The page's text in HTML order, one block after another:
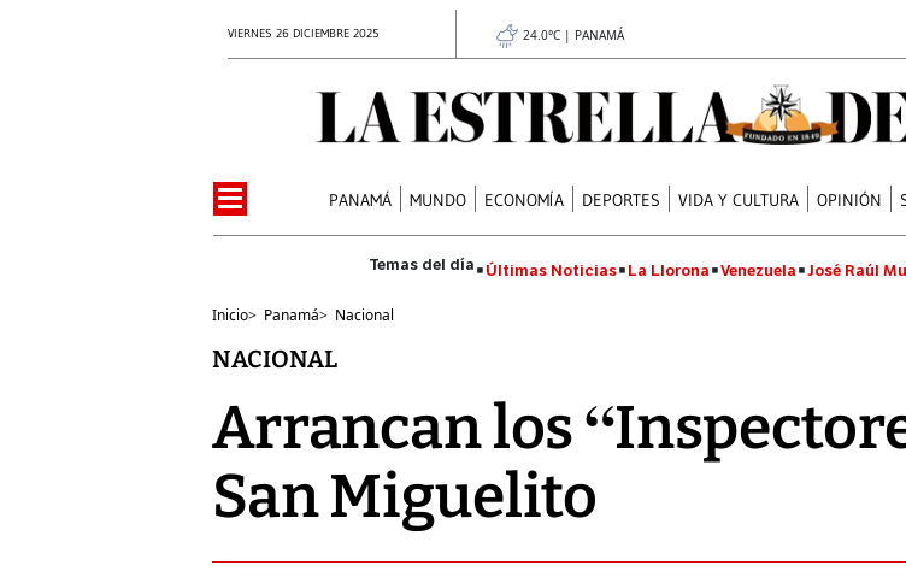
VIERNES 26 DICIEMBRE 2025 24.0°C | PANAMÁ
PANAMÁ MUNDO ECONOMÍA DEPORTES VIDA Y CULTURA OPINIÓN
Últimas Noticias La Llorona Venezuela José Raúl
Inicio> Panamá> Nacional
NACIONAL
Arrancan los
San Miguelito